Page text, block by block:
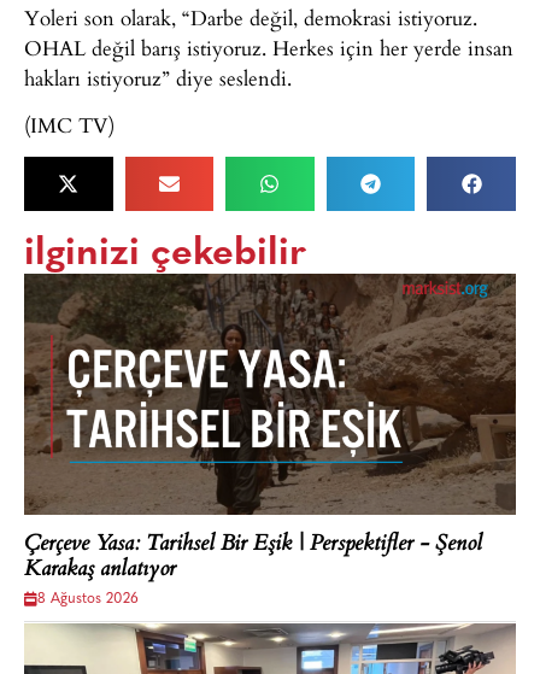
Yoleri son olarak, “Darbe değil, demokrasi istiyoruz.
OHAL değil barış istiyoruz. Herkes için her yerde insan
hakları istiyoruz” diye seslendi.
(IMC TV)
ilginizi çekebilir
Çerçeve Yasa: Tarihsel Bir Eşik | Perspektifler - Şenol
Karakaş anlatıyor
8 Ağustos 2026